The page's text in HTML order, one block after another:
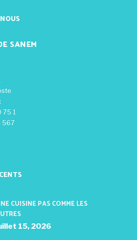
SANEM
75 1
567
CUISINE PAS COMME LES
15, 2026